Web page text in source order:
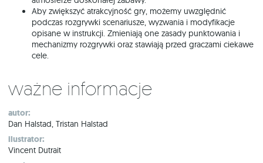
Aby zwiększyć atrakcyjność gry, możemy uwzględnić
podczas rozgrywki scenariusze, wyzwania i modyfikacje
opisane w instrukcji. Zmieniają one zasady punktowania i
mechanizmy rozgrywki oraz stawiają przed graczami ciekawe
cele.
Ważne informacje
autor:
Dan Halstad, Tristan Halstad
ilustrator:
Vincent Dutrait